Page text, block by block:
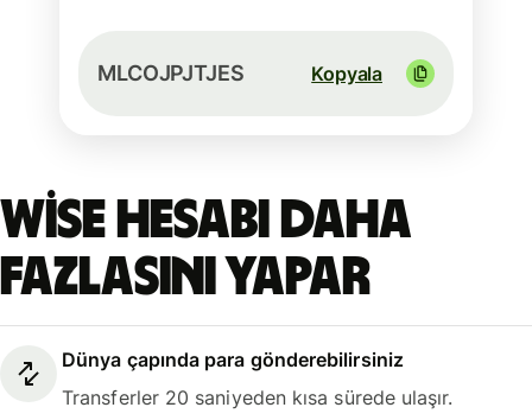
MLCOJPJTJES Kopyala
Wise hesabı daha
fazlasını yapar
Dünya çapında para gönderebilirsiniz
Transferler 20 saniyeden kısa sürede ulaşır.